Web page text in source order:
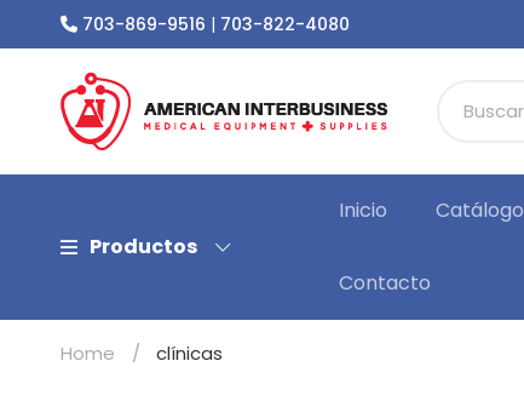
703-869-9516 | 703-822-4080
Productos
Inicio Catálogo
Contacto
Home clínicas